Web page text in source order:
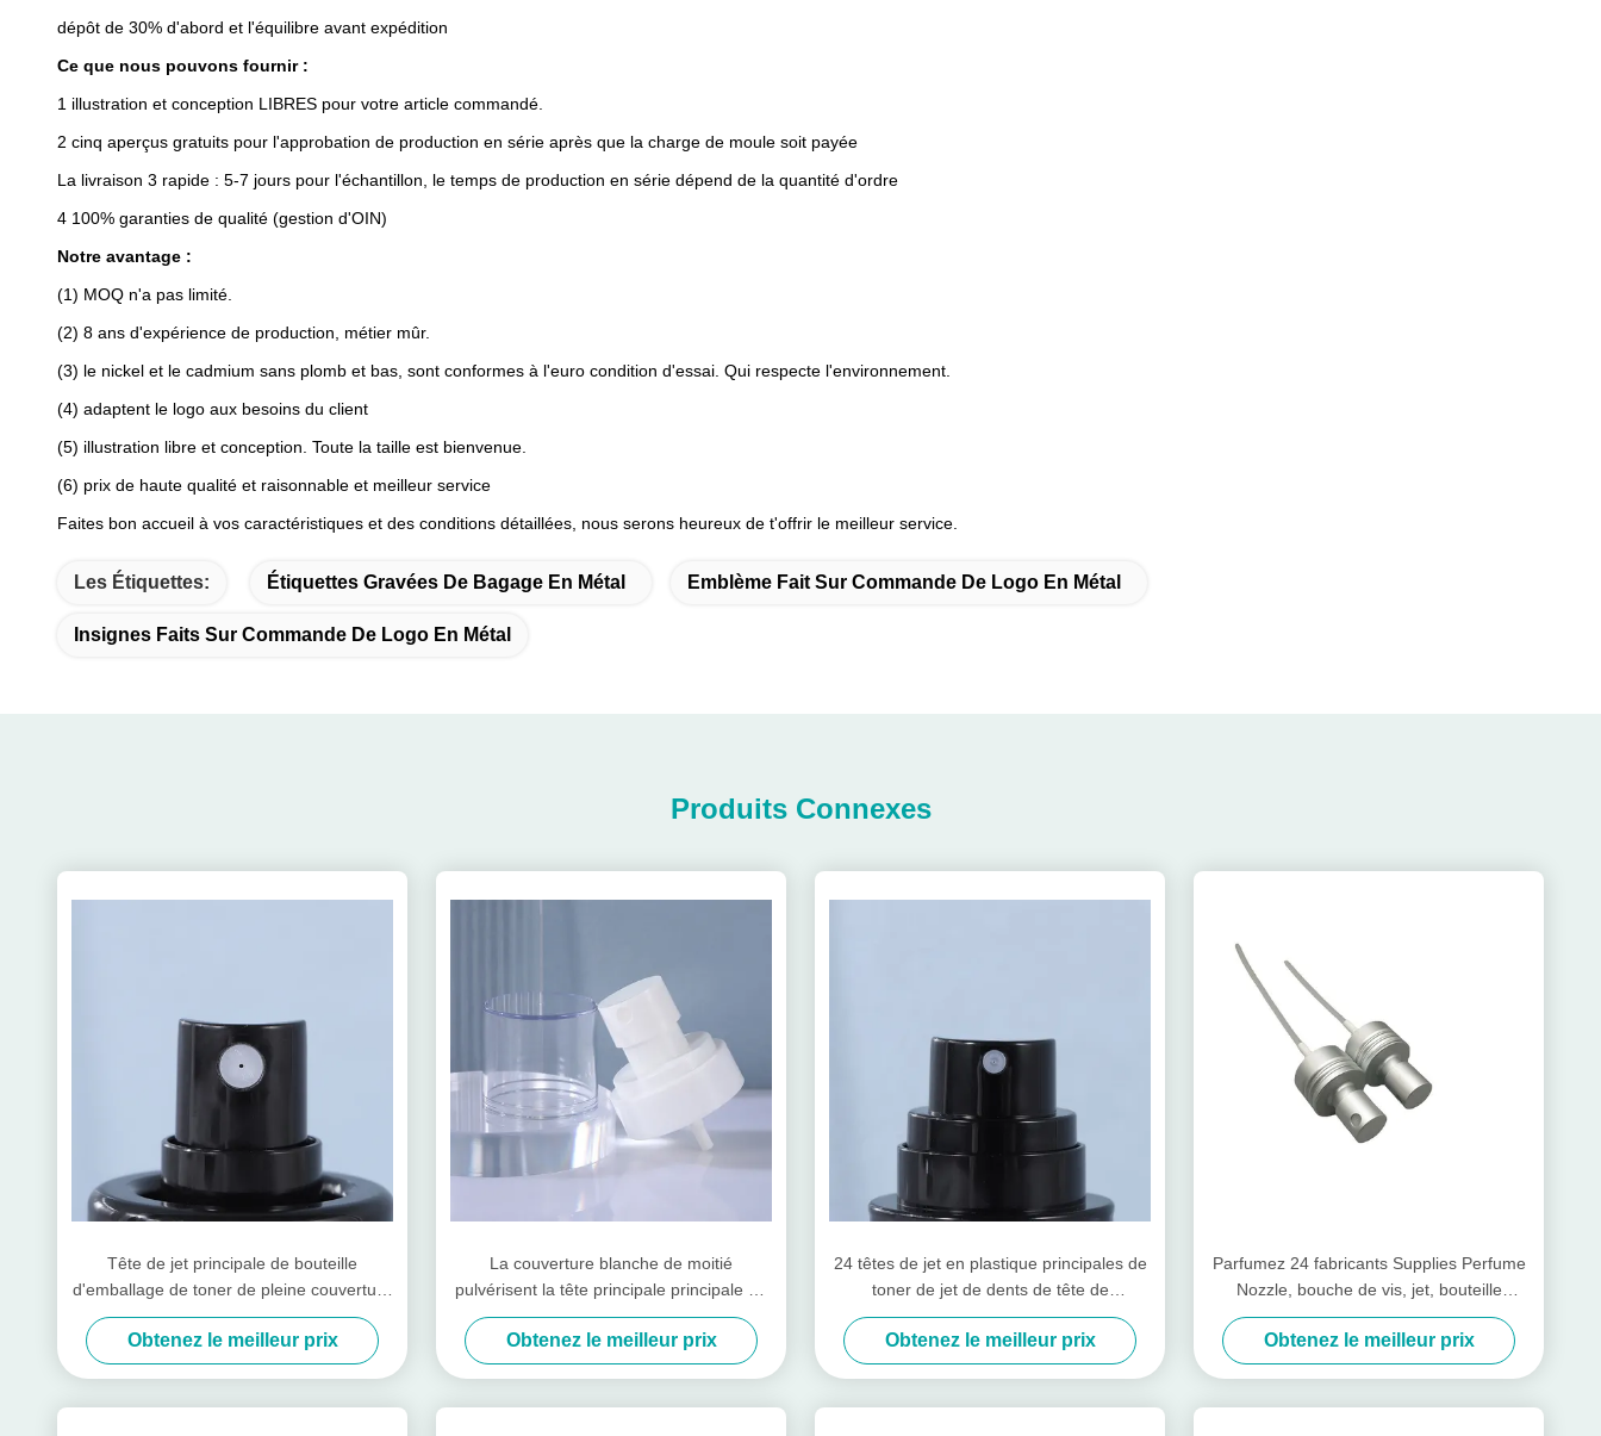
dépôt de 30% d'abord et l'équilibre avant expédition
Ce que nous pouvons fournir :
1 illustration et conception LIBRES pour votre article commandé.
2 cinq aperçus gratuits pour l'approbation de production en série après que la charge de moule soit payée
La livraison 3 rapide : 5-7 jours pour l'échantillon, le temps de production en série dépend de la quantité d'ordre
4 100% garanties de qualité (gestion d'OIN)
Notre avantage :
(1) MOQ n'a pas limité.
(2) 8 ans d'expérience de production, métier mûr.
(3) le nickel et le cadmium sans plomb et bas, sont conformes à l'euro condition d'essai. Qui respecte l'environnement.
(4) adaptent le logo aux besoins du client
(5) illustration libre et conception. Toute la taille est bienvenue.
(6) prix de haute qualité et raisonnable et meilleur service
Faites bon accueil à vos caractéristiques et des conditions détaillées, nous serons heureux de t'offrir le meilleur service.
Les Étiquettes: Étiquettes Gravées De Bagage En Métal Emblème Fait Sur Commande De Logo En Métal
Insignes Faits Sur Commande De Logo En Métal
Produits Connexes
Tête de jet principale de bouteille
d'emballage de toner de pleine couverture
de pompe cosmétique noire de bouteille
Obtenez le meilleur prix
La couverture blanche de moitié
pulvérisent la tête principale principale de
pompe de bouteille de vide de lotion de
toner de pompe en plastique de flacon
Obtenez le meilleur prix
24 têtes de jet en plastique principales de
toner de jet de dents de tête de
maquillage de pompe cosmétique noire de
jet
Obtenez le meilleur prix
Parfumez 24 fabricants Supplies Perfume
Nozzle, bouche de vis, jet, bouteille
anodisée de presse, bec de baïonnette de
dent de parfum
Obtenez le meilleur prix